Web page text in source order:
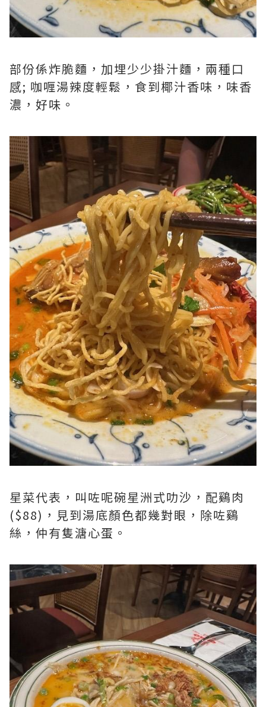
部份係炸脆麵，加埋少少掛汁麵，兩種口
感; 咖喱湯辣度輕鬆，食到椰汁香味，味香
濃，好味。
星菜代表，叫咗呢碗星洲式叻沙，配鷄肉
($88)，見到湯底顏色都幾對眼，除咗鷄
絲，仲有隻溏心蛋。